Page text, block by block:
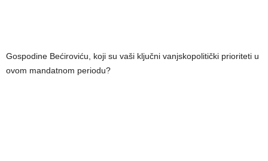
Gospodine Bećiroviću, koji su vaši ključni vanjskopolitički prioriteti u
ovom mandatnom periodu?